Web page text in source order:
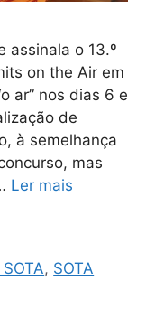
assinala o 13.º
on the Air em
ar” nos dias 6 e
de
à semelhança
mas
Ler mais
, SOTA